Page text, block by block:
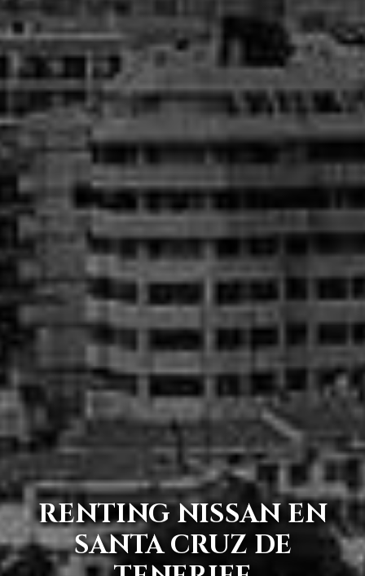
RENTING NISSAN EN
SANTA CRUZ DE